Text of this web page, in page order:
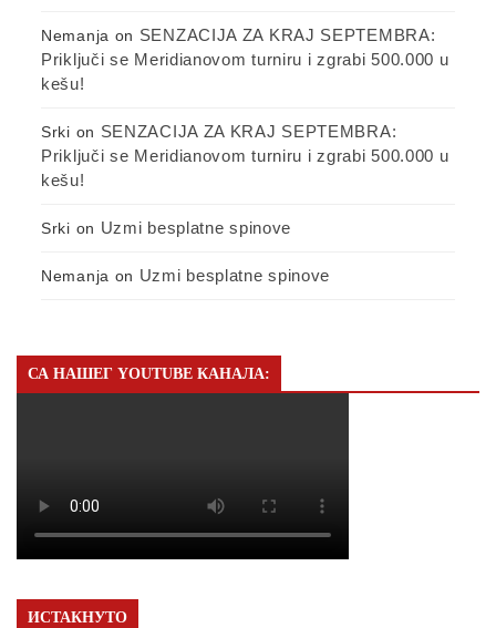
Nemanja on SENZACIJA ZA KRAJ SEPTEMBRA:
Priključi se Meridianovom turniru i zgrabi 500.000 u
kešu!
Srki on SENZACIJA ZA KRAJ SEPTEMBRA:
Priključi se Meridianovom turniru i zgrabi 500.000 u
kešu!
Srki on Uzmi besplatne spinove
Nemanja on Uzmi besplatne spinove
СА НАШЕГ YOUTUBE КАНАЛА:
ИСТАКНУТО